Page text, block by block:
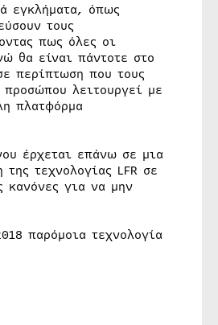
εγκλήματα, όπως
τους
πως όλες οι
θα είναι πάντοτε στο
περίπτωση που τους
λειτουργεί με
πλατφόρμα
έρχεται επάνω σε μια
τεχνολογίας LFR σε
κανόνες για να μην
παρόμοια τεχνολογία